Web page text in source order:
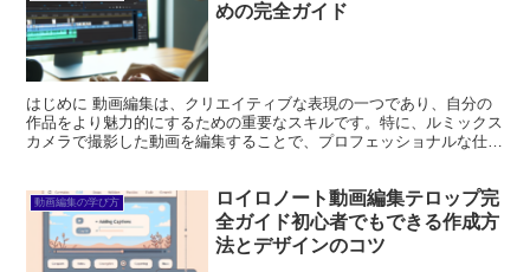
めの完全ガイド
はじめに 動画編集は、クリエイティブな表現の一つであり、自分の
作品をより魅力的にするための重要なスキルです。特に、ルミックス
カメラで撮影した動画を編集することで、プロフェッショナルな仕上
動画編集の学び方
ロイロノート動画編集テロップ完
全ガイド初心者でもできる作成方
法とデザインのコツ